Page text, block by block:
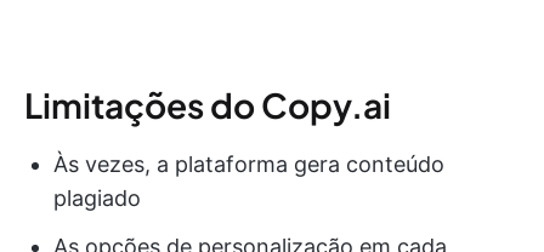
Limitações do Copy.ai
Às vezes, a plataforma gera conteúdo
plagiado
As opções de personalização em cada